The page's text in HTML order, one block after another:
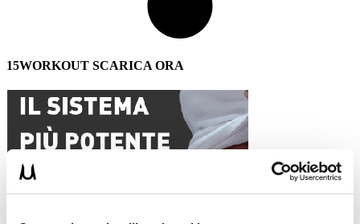
15WORKOUT SCARICA ORA